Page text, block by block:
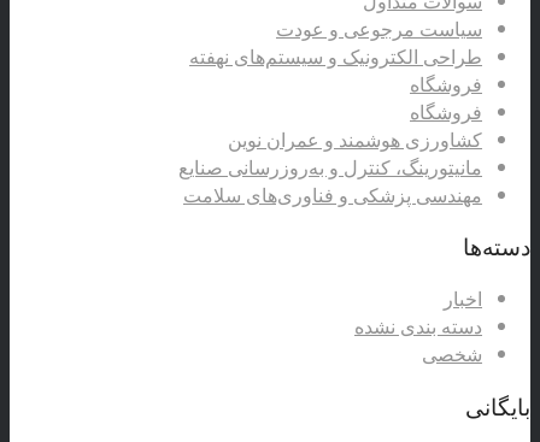
سیاست مرجوعی و عودت
طراحی الکترونیک و سیستم‌های نهفته
فروشگاه
فروشگاه
کشاورزی هوشمند و عمران نوین
مانیتورینگ، کنترل و به‌روزرسانی صنایع
مهندسی پزشکی و فناوری‌های سلامت
دسته‌ها
اخبار
دسته بندی نشده
شخصی
بایگانی